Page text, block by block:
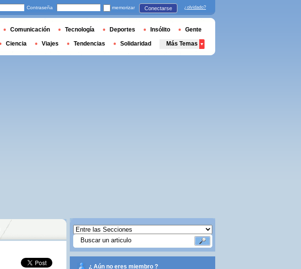
¿ Aún no eres miembro ?
Contraseña memorizar Conectarse ¿olvidado?
Comunicación Tecnología Deportes Insólito Gente
Ciencia Viajes Tendencias Solidaridad Más Temas